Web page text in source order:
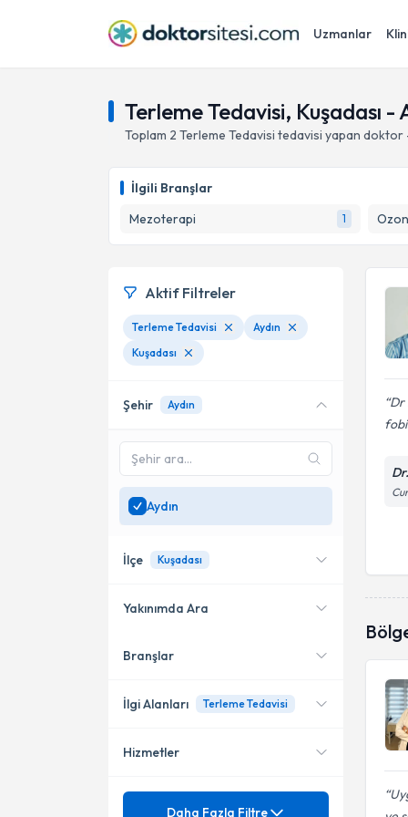
Uzmanlar
Terleme Tedavisi, Kuşadası -
Toplam 2 Terleme Tedavisi tedavisi yapan doktor
İlgili Branşlar
Mezoterapi
1
Dr
Aktif Filtreler
Terleme Tedavisi
Aydın
Kuşadası
Şehir Aydın
Aydın
İlçe Kuşadası
Kuşadası
Yakınımda Ara
Konumuma yakın uzmanları
Branşlar
Mezoterapi
Ozon Terapisi
İlgi Alanları Terleme Tedavisi
Acil doktorluğu
Hizmetler
Mezuniyet
Daha Fazla Filtre